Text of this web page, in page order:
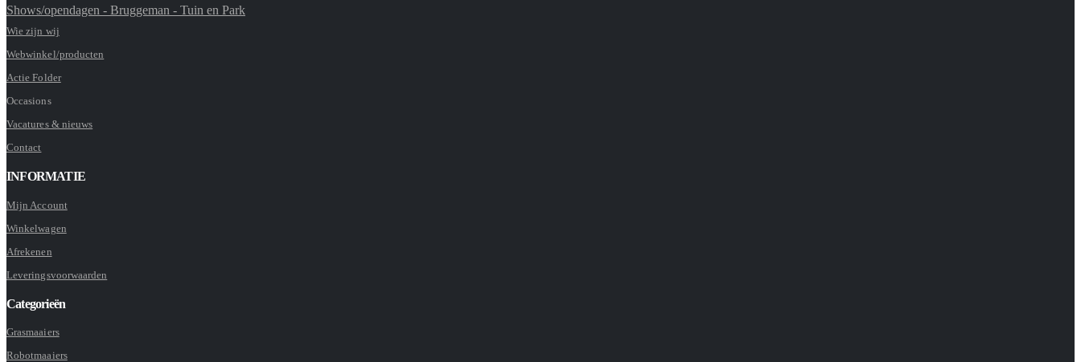
Shows/opendagen - Bruggeman - Tuin en Park
Wie zijn wij
Webwinkel/producten
Actie Folder
Occasions
Vacatures & nieuws
Contact
INFORMATIE
Mijn Account
Winkelwagen
Afrekenen
Leveringsvoorwaarden
Categorieën
Grasmaaiers
Robotmaaiers